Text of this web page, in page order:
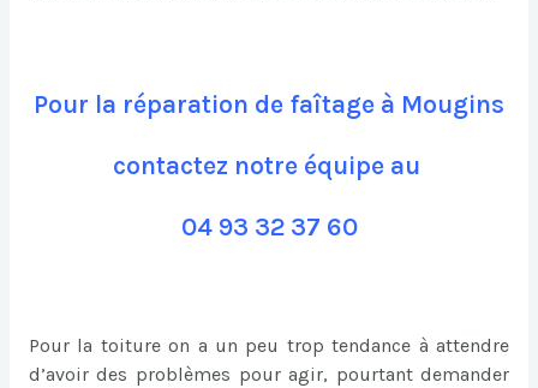
Pour la réparation de faîtage à Mougins
contactez notre équipe au
04 93 32 37 60
Pour la toiture on a un peu trop tendance à attendre
d’avoir des problèmes pour agir, pourtant demander